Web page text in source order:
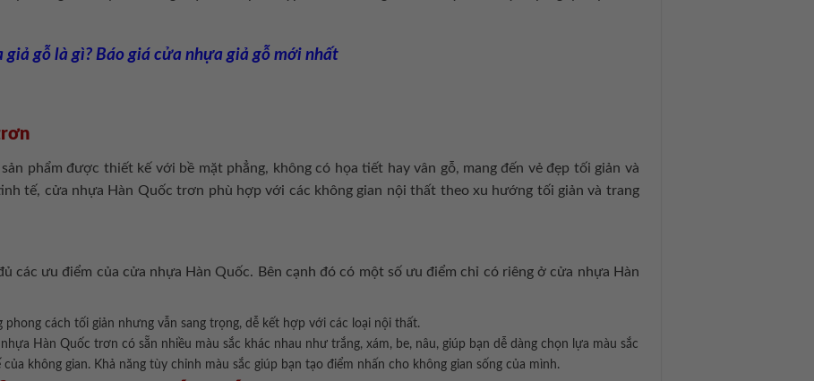
giả gỗ là gì? Báo giá cửa nhựa giả gỗ mới nhất
phẩm được thiết kế với bề mặt phẳng, không có họa tiết hay vân gỗ, mang đến vẻ đẹp tối giản và
tế, cửa nhựa Hàn Quốc trơn phù hợp với các không gian nội thất theo xu hướng tối giản và trang
các ưu điểm của cửa nhựa Hàn Quốc. Bên cạnh đó có một số ưu điểm chỉ có riêng ở cửa nhựa Hàn
phong cách tối giản nhưng vẫn sang trọng, dễ kết hợp với các loại nội thất.
Hàn Quốc trơn có sẵn nhiều màu sắc khác nhau như trắng, xám, be, nâu, giúp bạn dễ dàng chọn lựa màu sắc
không gian. Khả năng tùy chỉnh màu sắc giúp bạn tạo điểm nhấn cho không gian sống của mình.